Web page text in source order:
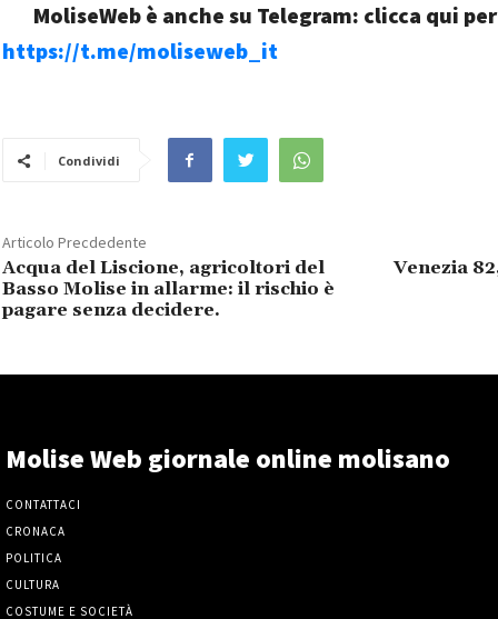
MoliseWeb è anche su Telegram: clicca qui
https://t.me/moliseweb_it
Condividi
Articolo Precdedente
Acqua del Liscione, agricoltori del
Basso Molise in allarme: il rischio è
pagare senza decidere.
Venezia
Molise Web giornale online molisano
CONTATTACI
CRONACA
POLITICA
CULTURA
COSTUME E SOCIETÀ